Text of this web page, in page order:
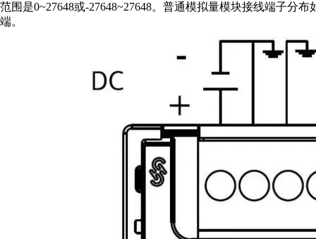
范围是0~27648或-27648~27648。普通模拟量模块接线端子分
端。